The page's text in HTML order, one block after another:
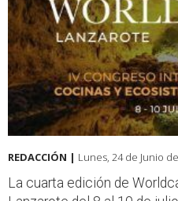
REDACCIÓN | Lunes, 24 de Junio
La cuarta edición de